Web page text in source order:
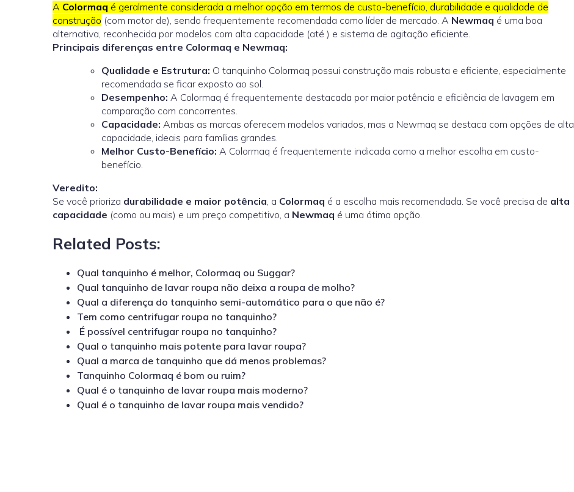
A Colormaq é geralmente considerada a melhor opção em termos de custo-benefício, durabilidade e qualidade de
construção (com motor de), sendo frequentemente recomendada como líder de mercado. A Newmaq é uma boa
alternativa, reconhecida por modelos com alta capacidade (até ) e sistema de agitação eficiente.
Principais diferenças entre Colormaq e Newmaq:
Qualidade e Estrutura: O tanquinho Colormaq possui construção mais robusta e eficiente, especialmente
recomendada se ficar exposto ao sol.
Desempenho: A Colormaq é frequentemente destacada por maior potência e eficiência de lavagem em
comparação com concorrentes.
Capacidade: Ambas as marcas oferecem modelos variados, mas a Newmaq se destaca com opções de alta
capacidade, ideais para famílias grandes.
Melhor Custo-Benefício: A Colormaq é frequentemente indicada como a melhor escolha em custo-
benefício.
Veredito:
Se você prioriza durabilidade e maior potência, a Colormaq é a escolha mais recomendada. Se você precisa de alta
capacidade (como ou mais) e um preço competitivo, a Newmaq é uma ótima opção.
Related Posts:
Qual tanquinho é melhor, Colormaq ou Suggar?
Qual tanquinho de lavar roupa não deixa a roupa de molho?
Qual a diferença do tanquinho semi-automático para o que não é?
Tem como centrifugar roupa no tanquinho?
É possível centrifugar roupa no tanquinho?
Qual o tanquinho mais potente para lavar roupa?
Qual a marca de tanquinho que dá menos problemas?
Tanquinho Colormaq é bom ou ruim?
Qual é o tanquinho de lavar roupa mais moderno?
Qual é o tanquinho de lavar roupa mais vendido?